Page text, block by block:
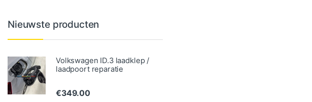
Nieuwste producten
Volkswagen ID.3 laadklep /
laadpoort reparatie
€349.00